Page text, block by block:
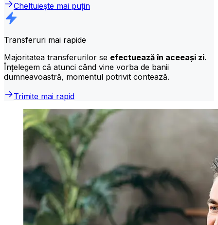
Cheltuiește mai puțin
Transferuri mai rapide
Majoritatea transferurilor se efectuează în aceeași zi.
Înțelegem că atunci când vine vorba de banii
dumneavoastră, momentul potrivit contează.
Trimite mai rapid